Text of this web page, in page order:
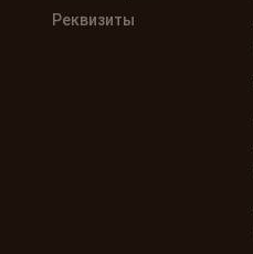
Реквизиты